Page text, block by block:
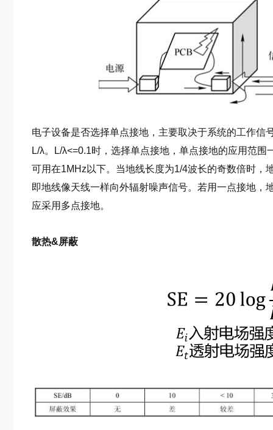
电子设备是否选择单点接地，主要取决于系统的工作信
L/λ。L/λ<=0.1时，选择单点接地，单点接地的应用范
可用在1MHz以下。当地线长度为1/4波长的奇数倍时，
即地线像天线一样向外辐射噪声信号。若用一点接地，
应采用多点接地。
散热&屏蔽